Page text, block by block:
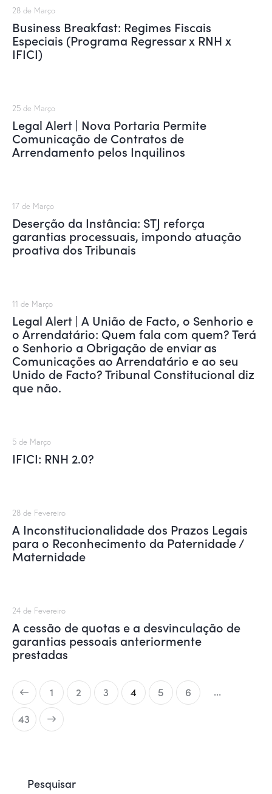
28 de Março
Business Breakfast: Regimes Fiscais
Especiais (Programa Regressar x RNH x
IFICI)
25 de Março
Legal Alert | Nova Portaria Permite
Comunicação de Contratos de
Arrendamento pelos Inquilinos
17 de Março
Deserção da Instância: STJ reforça
garantias processuais, impondo atuação
proativa dos Tribunais
11 de Março
Legal Alert | A União de Facto, o Senhorio e
o Arrendatário: Quem fala com quem? Terá
o Senhorio a Obrigação de enviar as
Comunicações ao Arrendatário e ao seu
Unido de Facto? Tribunal Constitucional diz
que não.
5 de Março
IFICI: RNH 2.0?
28 de Fevereiro
A Inconstitucionalidade dos Prazos Legais
para o Reconhecimento da Paternidade /
Maternidade
24 de Fevereiro
A cessão de quotas e a desvinculação de
garantias pessoais anteriormente
prestadas
1 2 3 4 5 6
…
43
Pesquisar